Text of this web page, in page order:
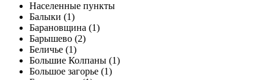
Населенные пункты
Балыки (1)
Барановщина (1)
Барышево (2)
Беличье (1)
Большие Колпаны (1)
Большое загорье (1)